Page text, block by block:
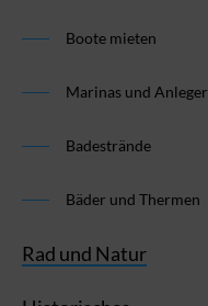
Boote mieten
Marinas und Anleger
Badestrände
Bäder und Thermen
Rad und Natur